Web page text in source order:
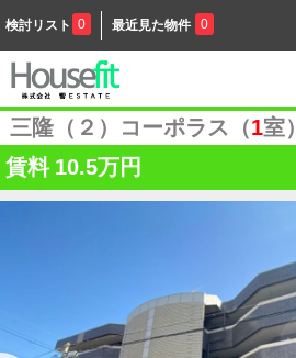
検討リスト 0 最近見た物件 0
三隆（２）コーポラス（1室）
賃料 10.5万円